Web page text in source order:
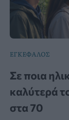
ΕΓΚΕΦΑΛΟΣ
Σε ποια
καλύτερά
στα 70